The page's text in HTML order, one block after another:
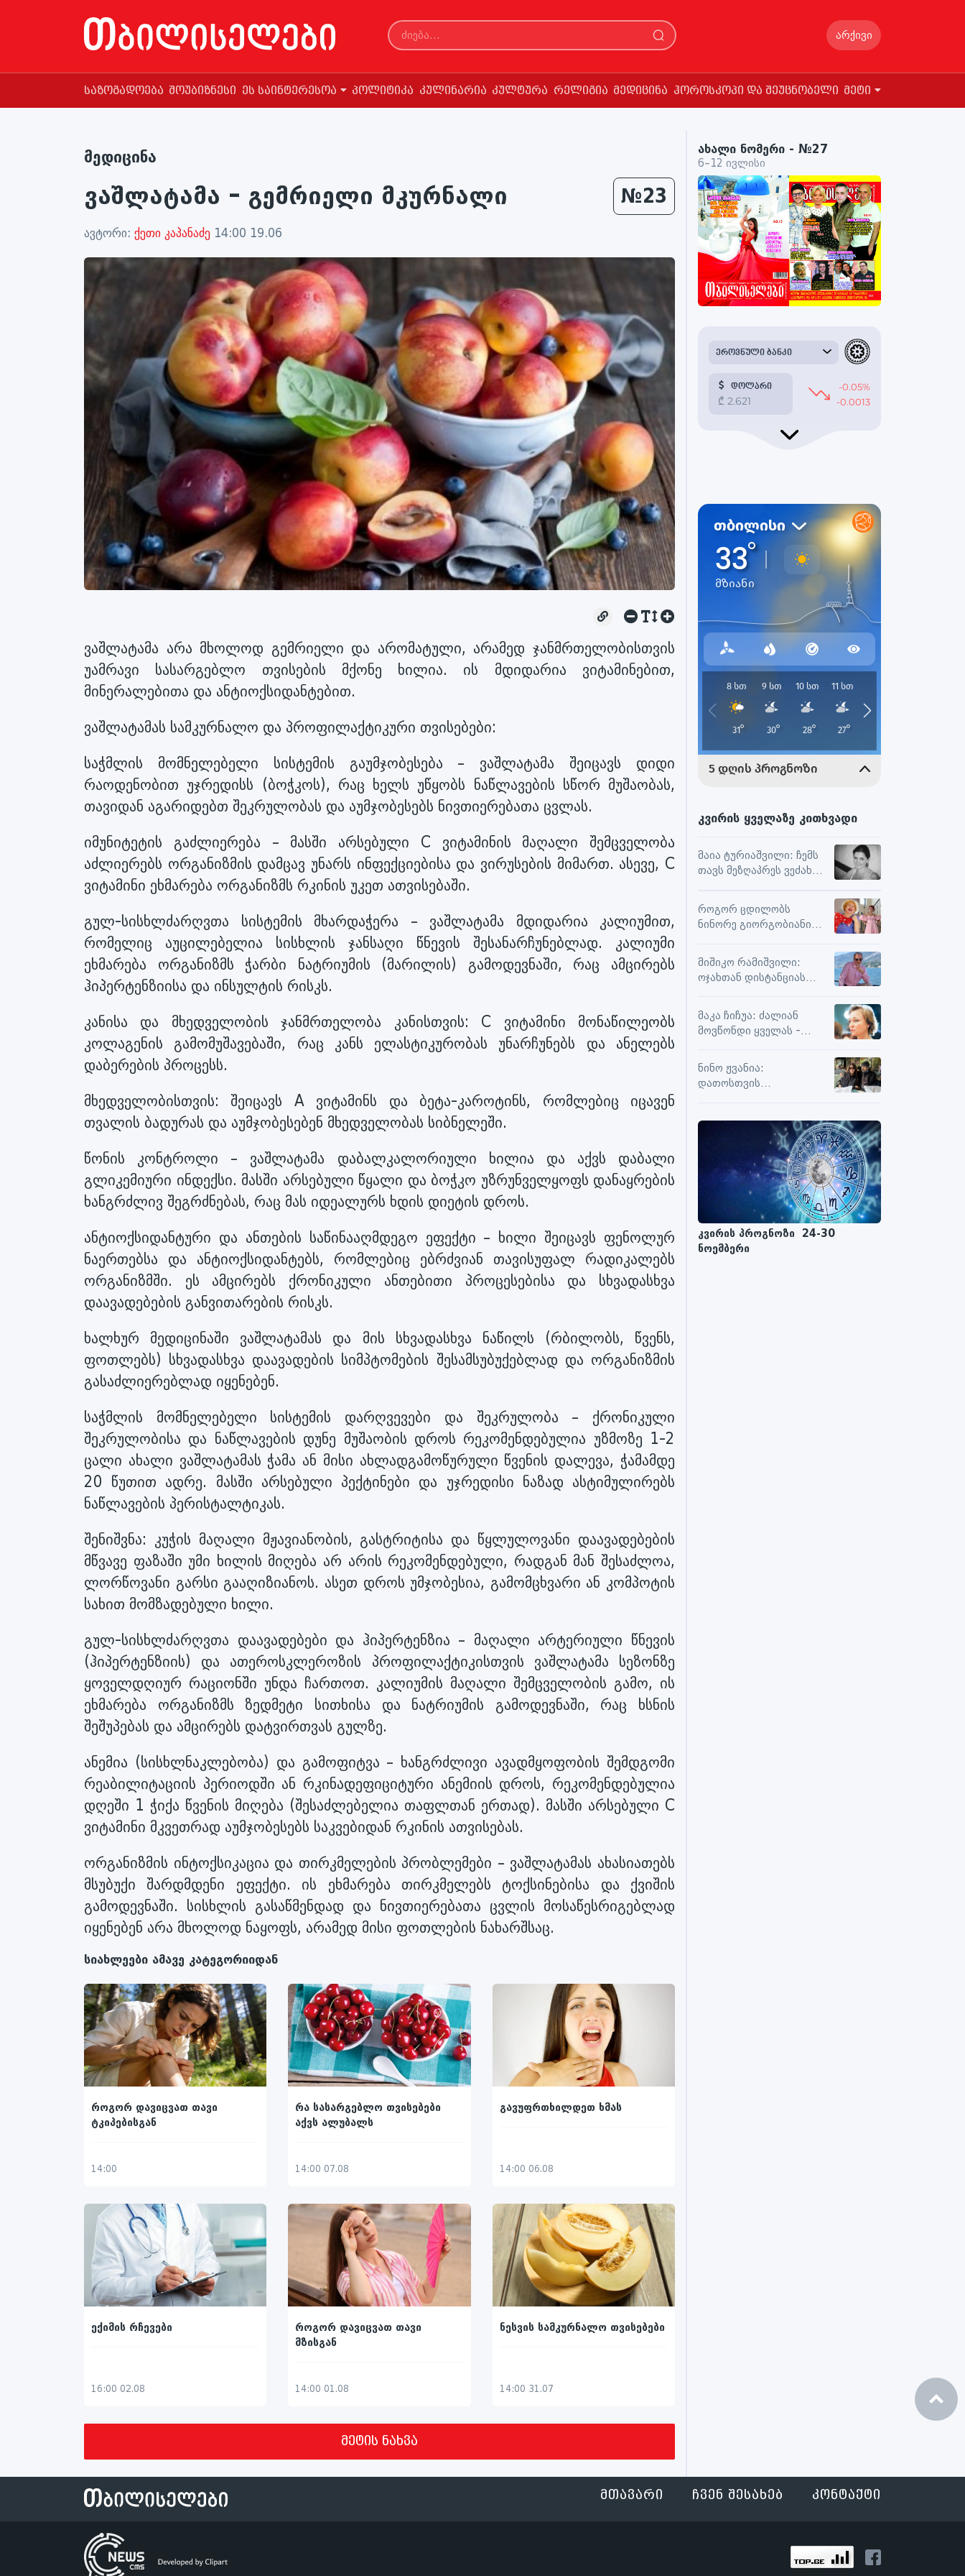
არქივი
საზოგადოება შოუბიზნესი ეს საინტერესოა პოლიტიკა კულინარია კულტურა რელიგია მედიცინა ჰოროსკოპი და შეუცნობელი მეტი
მედიცინა
ვაშლატამა – გემრიელი მკურნალი №23
ავტორი: ქეთი კაპანაძე 14:00 19.06
ვაშლატამა არა მხოლოდ გემრიელი და არომატული, არამედ ჯანმრთელობისთვის
უამრავი სასარგებლო თვისების მქონე ხილია. ის მდიდარია ვიტამინებით,
მინერალებითა და ანტიოქსიდანტებით.
ვაშლატამას სამკურნალო და პროფილაქტიკური თვისებები:
საჭმლის მომნელებელი სისტემის გაუმჯობესება – ვაშლატამა შეიცავს დიდი
რაოდენობით უჯრედისს (ბოჭკოს), რაც ხელს უწყობს ნაწლავების სწორ მუშაობას,
თავიდან აგარიდებთ შეკრულობას და აუმჯობესებს ნივთიერებათა ცვლას.
იმუნიტეტის გაძლიერება – მასში არსებული C ვიტამინის მაღალი შემცველობა
აძლიერებს ორგანიზმის დამცავ უნარს ინფექციებისა და ვირუსების მიმართ. ასევე, C
ვიტამინი ეხმარება ორგანიზმს რკინის უკეთ ათვისებაში.
გულ-სისხლძარღვთა სისტემის მხარდაჭერა – ვაშლატამა მდიდარია კალიუმით,
რომელიც აუცილებელია სისხლის ჯანსაღი წნევის შესანარჩუნებლად. კალიუმი
ეხმარება ორგანიზმს ჭარბი ნატრიუმის (მარილის) გამოდევნაში, რაც ამცირებს
ჰიპერტენზიისა და ინსულტის რისკს.
კანისა და მხედველობის ჯანმრთელობა კანისთვის: C ვიტამინი მონაწილეობს
კოლაგენის გამომუშავებაში, რაც კანს ელასტიკურობას უნარჩუნებს და ანელებს
დაბერების პროცესს.
მხედველობისთვის: შეიცავს A ვიტამინს და ბეტა-კაროტინს, რომლებიც იცავენ
თვალის ბადურას და აუმჯობესებენ მხედველობას სიბნელეში.
წონის კონტროლი – ვაშლატამა დაბალკალორიული ხილია და აქვს დაბალი
გლიკემიური ინდექსი. მასში არსებული წყალი და ბოჭკო უზრუნველყოფს დანაყრების
ხანგრძლივ შეგრძნებას, რაც მას იდეალურს ხდის დიეტის დროს.
ანტიოქსიდანტური და ანთების საწინააღმდეგო ეფექტი – ხილი შეიცავს ფენოლურ
ნაერთებსა და ანტიოქსიდანტებს, რომლებიც ებრძვიან თავისუფალ რადიკალებს
ორგანიზმში. ეს ამცირებს ქრონიკული ანთებითი პროცესებისა და სხვადასხვა
დაავადებების განვითარების რისკს.
ხალხურ მედიცინაში ვაშლატამას და მის სხვადასხვა ნაწილს (რბილობს, წვენს,
ფოთლებს) სხვადასხვა დაავადების სიმპტომების შესამსუბუქებლად და ორგანიზმის
გასაძლიერებლად იყენებენ.
საჭმლის მომნელებელი სისტემის დარღვევები და შეკრულობა – ქრონიკული
შეკრულობისა და ნაწლავების დუნე მუშაობის დროს რეკომენდებულია უზმოზე 1-2
ცალი ახალი ვაშლატამას ჭამა ან მისი ახლადგამოწურული წვენის დალევა, ჭამამდე
20 წუთით ადრე. მასში არსებული პექტინები და უჯრედისი ნაზად ასტიმულირებს
ნაწლავების პერისტალტიკას.
შენიშვნა: კუჭის მაღალი მჟავიანობის, გასტრიტისა და წყლულოვანი დაავადებების
მწვავე ფაზაში უმი ხილის მიღება არ არის რეკომენდებული, რადგან მან შესაძლოა,
ლორწოვანი გარსი გააღიზიანოს. ასეთ დროს უმჯობესია, გამომცხვარი ან კომპოტის
სახით მომზადებული ხილი.
გულ-სისხლძარღვთა დაავადებები და ჰიპერტენზია – მაღალი არტერიული წნევის
(ჰიპერტენზიის) და ათეროსკლეროზის პროფილაქტიკისთვის ვაშლატამა სეზონზე
ყოველდღიურ რაციონში უნდა ჩართოთ. კალიუმის მაღალი შემცველობის გამო, ის
ეხმარება ორგანიზმს ზედმეტი სითხისა და ნატრიუმის გამოდევნაში, რაც ხსნის
შეშუპებას და ამცირებს დატვირთვას გულზე.
ანემია (სისხლნაკლებობა) და გამოფიტვა – ხანგრძლივი ავადმყოფობის შემდგომი
რეაბილიტაციის პერიოდში ან რკინადეფიციტური ანემიის დროს, რეკომენდებულია
დღეში 1 ჭიქა წვენის მიღება (შესაძლებელია თაფლთან ერთად). მასში არსებული C
ვიტამინი მკვეთრად აუმჯობესებს საკვებიდან რკინის ათვისებას.
ორგანიზმის ინტოქსიკაცია და თირკმელების პრობლემები – ვაშლატამას ახასიათებს
მსუბუქი შარდმდენი ეფექტი. ის ეხმარება თირკმელებს ტოქსინებისა და ქვიშის
გამოდევნაში. სისხლის გასაწმენდად და ნივთიერებათა ცვლის მოსაწესრიგებლად
იყენებენ არა მხოლოდ ნაყოფს, არამედ მისი ფოთლების ნახარშსაც.
სიახლეები ამავე კატეგორიიდან
როგორ დავიცვათ თავი
ტკიპებისგან
14:00
რა სასარგებლო თვისებები
აქვს ალუბალს
14:00 07.08
გავუფრთხილდეთ ხმას
14:00 06.08
ექიმის რჩევები
16:00 02.08
როგორ დავიცვათ თავი
მზისგან
14:00 01.08
ნესვის სამკურნალო თვისებები
14:00 31.07
მეტის ნახვა
ახალი ნომერი - №27
6–12 ივლისი
კვირის ყველაზე კითხვადი
მაია ტურიაშვილი: ჩემს
თავს მეზღაპრეს ვეძახი,
ურთიერთობებსა და
შემოქმედებით
მუშაობაში
როგორ ცდილობს
ნინორე გიორგობიანი
მაქსიმალური
სიამოვნების მიღებას და
მოქმედებს თუ არა მასზე
მიშიკო რამიშვილი:
ოჯახთან დისტანციას
გრძელდება
მაკა ჩიჩუა: ძალიან
მოვწონდი ყველას -
გარეთ
ნინო ჟვანია:
დათოსთვის
კვირის პროგნოზი 24-30
ნოემბერი
ᲛᲗᲐᲕᲐᲠᲘ ᲩᲕᲔᲜ ᲨᲔᲡᲐᲮᲔᲑ ᲙᲝᲜᲢᲐᲥᲢᲘ